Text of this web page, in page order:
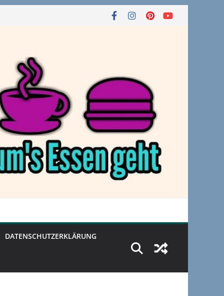
DATENSCHUTZERKLÄRUNG